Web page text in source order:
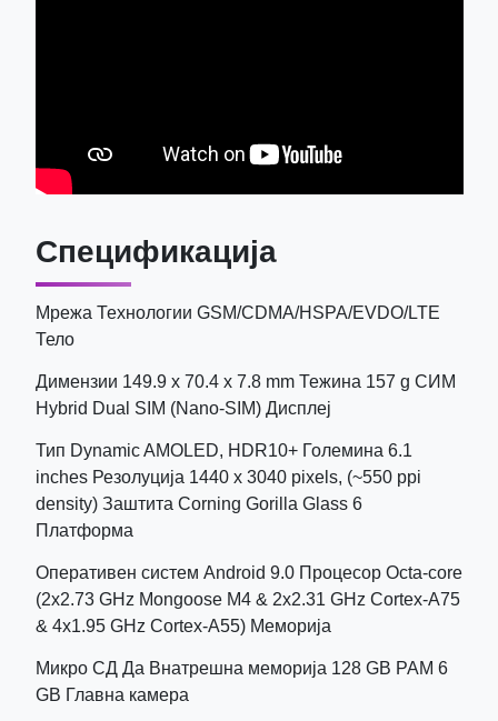
Спецификација
Мрежа Технологии GSM/CDMA/HSPA/EVDO/LTE
Тело
Димензии 149.9 x 70.4 x 7.8 mm Тежина 157 g СИМ
Hybrid Dual SIM (Nano-SIM) Дисплеј
Тип Dynamic AMOLED, HDR10+ Големина 6.1
inches Резолуција 1440 x 3040 pixels, (~550 ppi
density) Заштита Corning Gorilla Glass 6
Платформа
Оперативен систем Android 9.0 Процесор Octa-core
(2x2.73 GHz Mongoose M4 & 2x2.31 GHz Cortex-A75
& 4x1.95 GHz Cortex-A55) Меморија
Микро СД Да Внатрешна меморија 128 GB РАМ 6
GB Главна камера